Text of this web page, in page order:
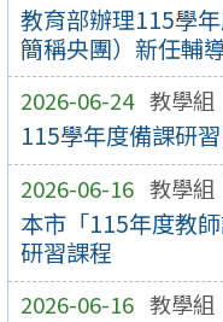
教育部辦理115學
簡稱央團）新任輔
2026-06-24 教學組
115學年度備課研
2026-06-16 教學組
本市「115年度教
研習課程
2026-06-16 教學組